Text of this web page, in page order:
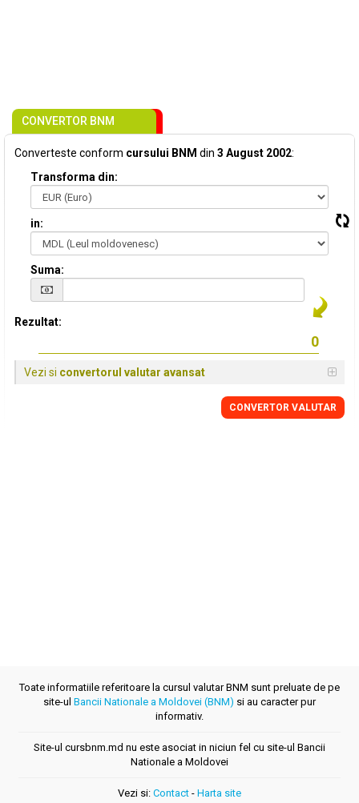
CONVERTOR BNM
Converteste conform cursului BNM din 3 August 2002:
Transforma din:
in:
Suma:
Rezultat:
Vezi si convertorul valutar avansat
CONVERTOR VALUTAR
Toate informatiile referitoare la cursul valutar BNM sunt preluate de pe
site-ul Bancii Nationale a Moldovei (BNM) si au caracter pur
informativ.
Site-ul cursbnm.md nu este asociat in niciun fel cu site-ul Bancii
Nationale a Moldovei
Vezi si: Contact - Harta site